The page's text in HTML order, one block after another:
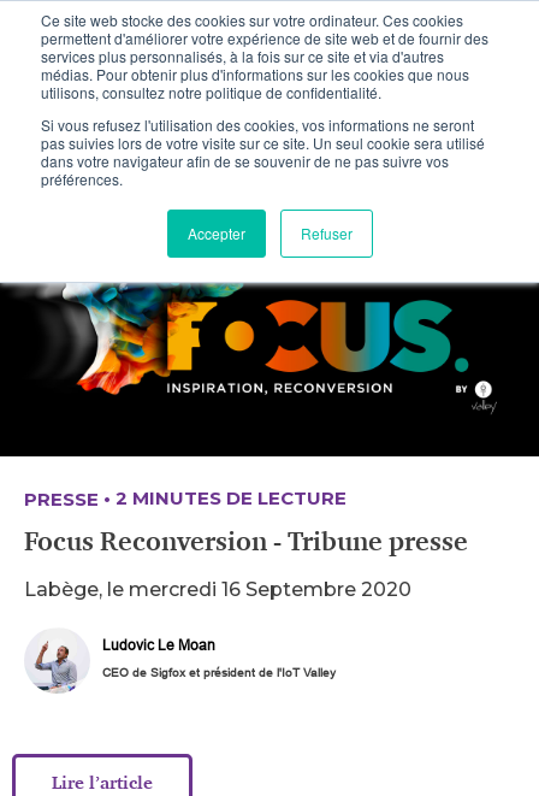
Ce site web stocke des cookies sur votre ordinateur. Ces cookies
permettent d'améliorer votre expérience de site web et de fournir des
services plus personnalisés, à la fois sur ce site et via d'autres
médias. Pour obtenir plus d'informations sur les cookies que nous
utilisons, consultez notre politique de confidentialité.
Si vous refusez l'utilisation des cookies, vos informations ne seront
pas suivies lors de votre visite sur ce site. Un seul cookie sera utilisé
dans votre navigateur afin de se souvenir de ne pas suivre vos
préférences.
Accepter Refuser
PRESSE
PRESSE • 2 MINUTES DE LECTURE
Focus Reconversion - Tribune presse
Labège, le mercredi 16 Septembre 2020
Ludovic Le Moan
CEO de Sigfox et président de l'IoT Valley
Lire l’article